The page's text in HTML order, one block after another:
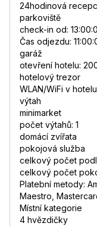
24hodinová
parkoviště
check-in od:
Čas odjezdu:
garáž
otevření hotelu:
hotelový trezor
WLAN/WiFi v hotelu
výtah
minimarket
počet výtahů: 1
domácí zvířata
pokojová služba
celkový počet
celkový počet
Platební metody:
Maestro,
Místní kategorie
4 hvězdičky